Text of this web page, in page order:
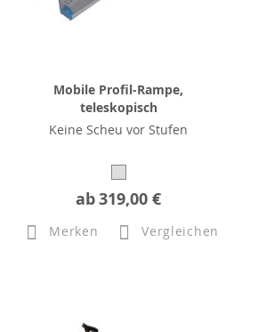
Mobile Profil-Rampe,
teleskopisch
Keine Scheu vor Stufen
ab319,00 €
Merken Vergleichen